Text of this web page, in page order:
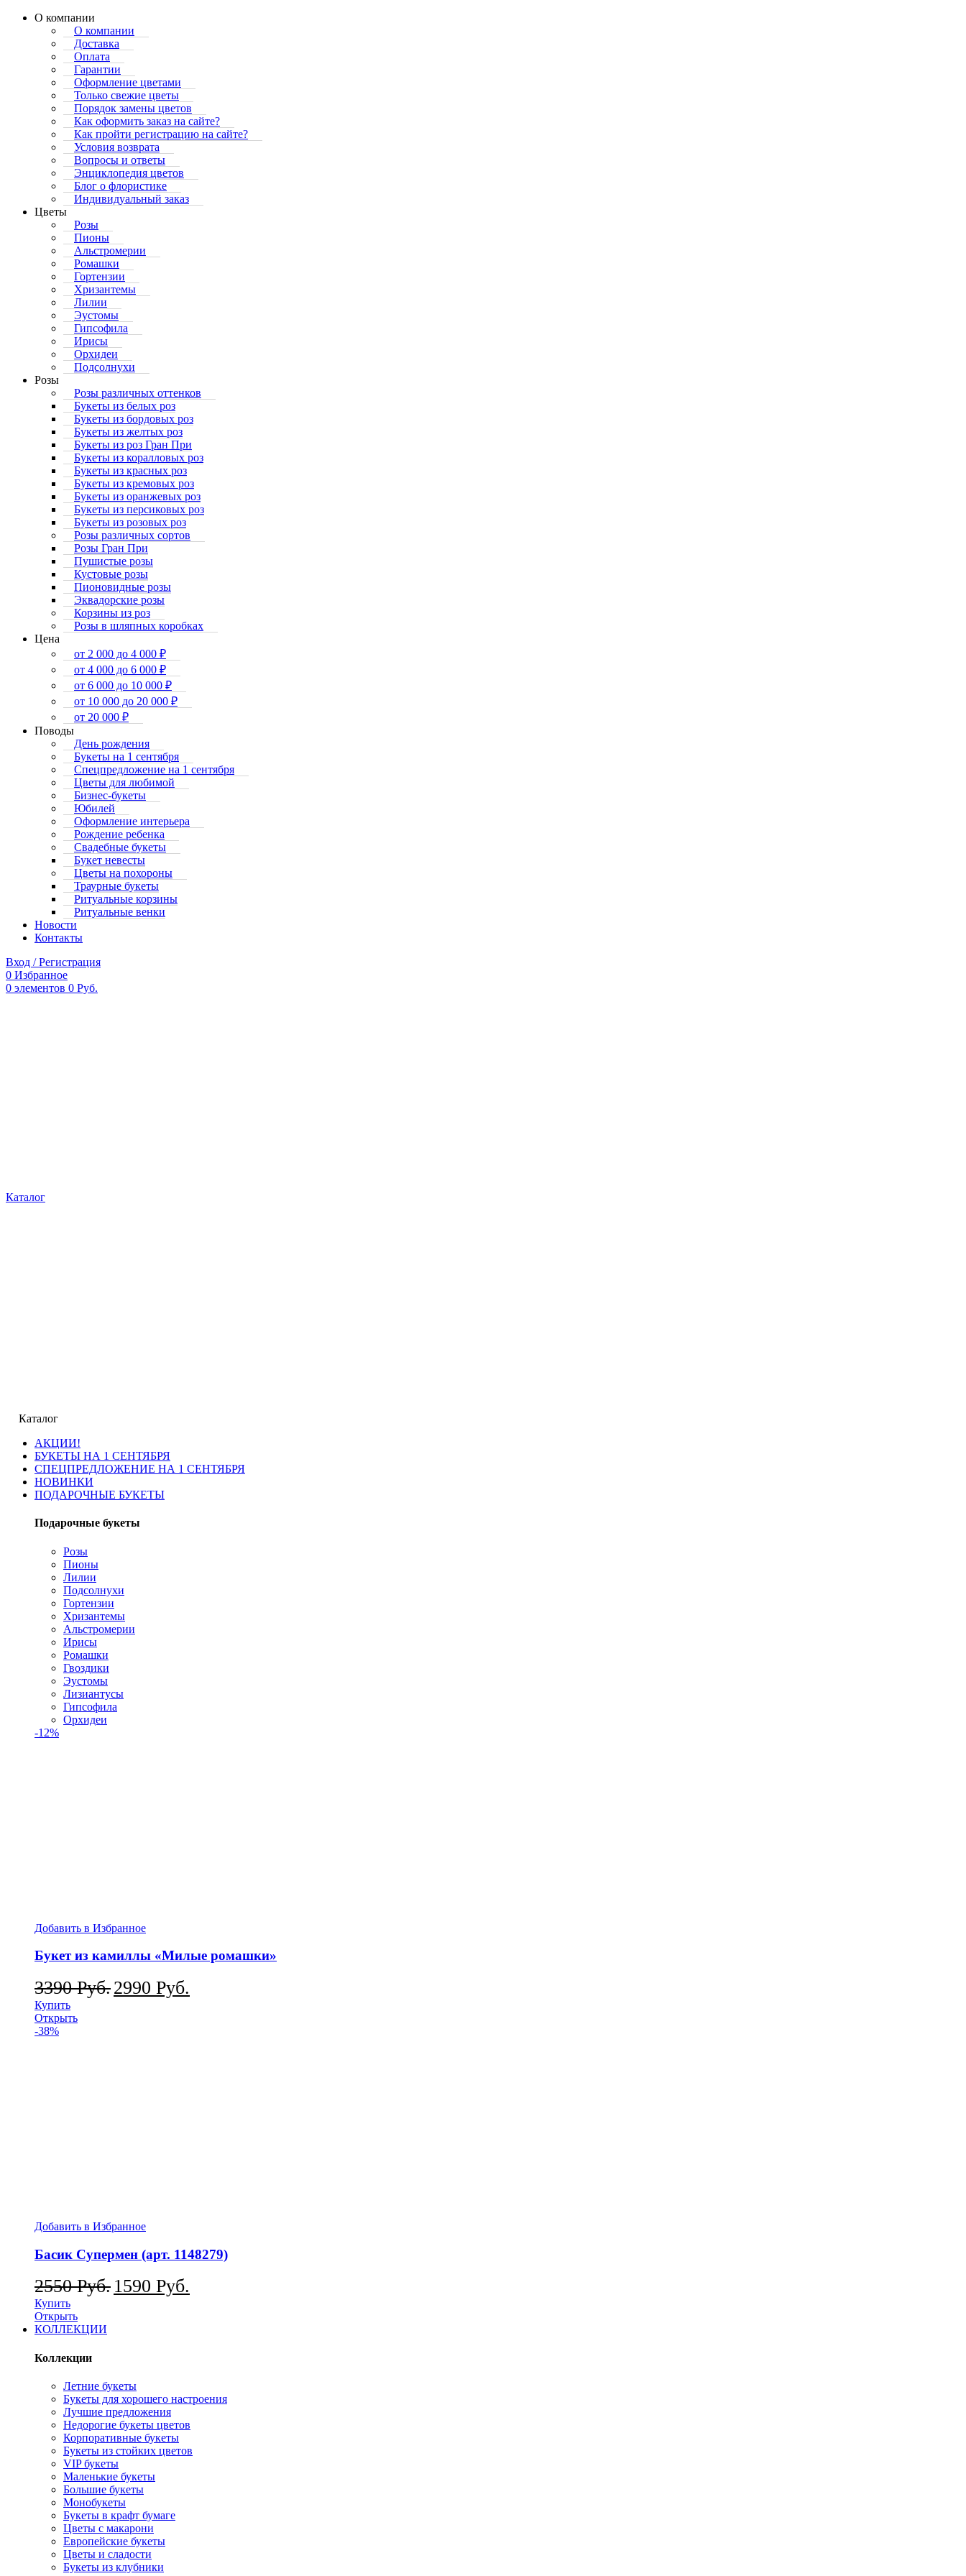
О компании
О компании
Доставка
Оплата
Гарантии
Оформление цветами
Только свежие цветы
Порядок замены цветов
Как оформить заказ на сайте?
Как пройти регистрацию на сайте?
Условия возврата
Вопросы и ответы
Энциклопедия цветов
Блог о флористике
Индивидуальный заказ
Цветы
Розы
Пионы
Альстромерии
Ромашки
Гортензии
Хризантемы
Лилии
Эустомы
Гипсофила
Ирисы
Орхидеи
Подсолнухи
Розы
Розы различных оттенков
Букеты из белых роз
Букеты из бордовых роз
Букеты из желтых роз
Букеты из роз Гран При
Букеты из коралловых роз
Букеты из красных роз
Букеты из кремовых роз
Букеты из оранжевых роз
Букеты из персиковых роз
Букеты из розовых роз
Розы различных сортов
Розы Гран При
Пушистые розы
Кустовые розы
Пионовидные розы
Эквадорские розы
Корзины из роз
Розы в шляпных коробках
Цена
от 2 000 до 4 000 ₽
от 4 000 до 6 000 ₽
от 6 000 до 10 000 ₽
от 10 000 до 20 000 ₽
от 20 000 ₽
Поводы
День рождения
Букеты на 1 сентября
Спецпредложение на 1 сентября
Цветы для любимой
Бизнес-букеты
Юбилей
Оформление интерьера
Рождение ребенка
Свадебные букеты
Букет невесты
Цветы на похороны
Траурные букеты
Ритуальные корзины
Ритуальные венки
Новости
Контакты
Вход / Регистрация
0 Избранное
0 элементов 0 Руб.
Каталог
Каталог
АКЦИИ!
БУКЕТЫ НА 1 СЕНТЯБРЯ
СПЕЦПРЕДЛОЖЕНИЕ НА 1 СЕНТЯБРЯ
НОВИНКИ
ПОДАРОЧНЫЕ БУКЕТЫ
Подарочные букеты
Розы
Пионы
Лилии
Подсолнухи
Гортензии
Хризантемы
Альстромерии
Ирисы
Ромашки
Гвоздики
Эустомы
Лизиантусы
Гипсофила
Орхидеи
-12%
Добавить в Избранное
Букет из камиллы «Милые ромашки»
3390Руб.2990 Руб.
Купить
Открыть
-38%
Добавить в Избранное
Басик Супермен (арт. 1148279)
2550Руб. 1590 Руб.
Купить
Открыть
КОЛЛЕКЦИИ
Коллекции
Летние букеты
Букеты для хорошего настроения
Лучшие предложения
Недорогие букеты цветов
Корпоративные букеты
Букеты из стойких цветов
VIP букеты
Маленькие букеты
Большие букеты
Монобукеты
Букеты в крафт бумаге
Цветы с макарони
Европейские букеты
Цветы и сладости
Букеты из клубники